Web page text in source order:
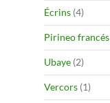
Écrins (4)
Pirineo francés
Ubaye (2)
Vercors (1)